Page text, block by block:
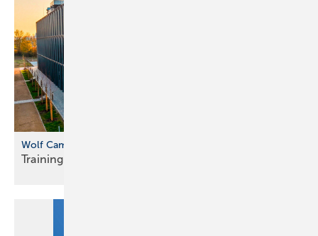
Wolf Campus in Mainburg
Training mit echten